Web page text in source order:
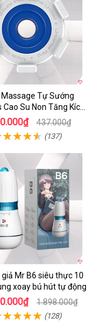
Tự Sướng
Su Non Tăng Kích
Dương Vật Hiệu Quả
437.000₫
(137)
Mr B6 siêu thực 10
xoay bú hút tự động
1.898.000₫
(128)